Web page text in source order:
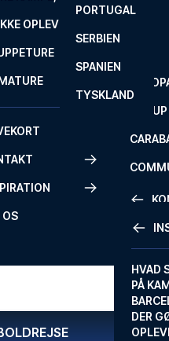
FA CUP
ROM
SEVILLA
PORTUGAL
SERBIEN
SPANIEN
TYSKLAND
OPLEVELSER
FAQ
HVAD
PÅ
DER
OS